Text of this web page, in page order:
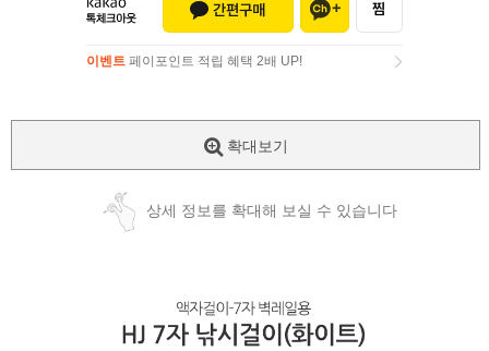
이벤트 페이포인트 적립 혜택 2배 UP!
확대보기
상세 정보를 확대해 보실 수 있습니다